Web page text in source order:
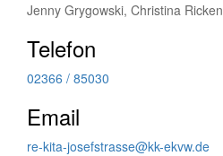
Jenny Grygowski, Christina Ricken
Telefon
02366 / 85030
Email
re-kita-josefstrasse@kk-ekvw.de